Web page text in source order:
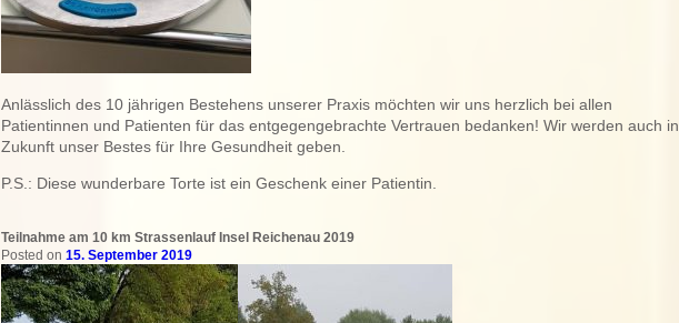
Anlässlich des 10 jährigen Bestehens unserer Praxis möchten wir uns herzlich bei allen
Patientinnen und Patienten für das entgegengebrachte Vertrauen bedanken! Wir werden auch in
Zukunft unser Bestes für Ihre Gesundheit geben.
P.S.: Diese wunderbare Torte ist ein Geschenk einer Patientin.
Teilnahme am 10 km Strassenlauf Insel Reichenau 2019
Posted on15. September 2019